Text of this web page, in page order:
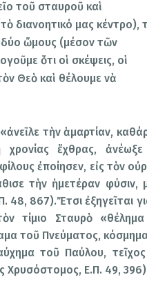
τοῦ σταυροῦ καὶ
διανοητικό μας κέντρο),
δύο ὤμους (μέσον τῶν
ὅτι οἱ σκέψεις, οἱ
Θεὸ καὶ θέλουμε νὰ
τὴν ἁμαρτίαν,
χρονίας ἔχθρας,
ἐποίησεν, εἰς τὸν
τὴν ἡμετέραν φύσιν,
867).Ἔτσι ἐξηγεῖται
τίμιο Σταυρὸ
τοῦ Πνεύματος,
τοῦ Παύλου,
Χρυσόστομος, Ε.Π. 49,